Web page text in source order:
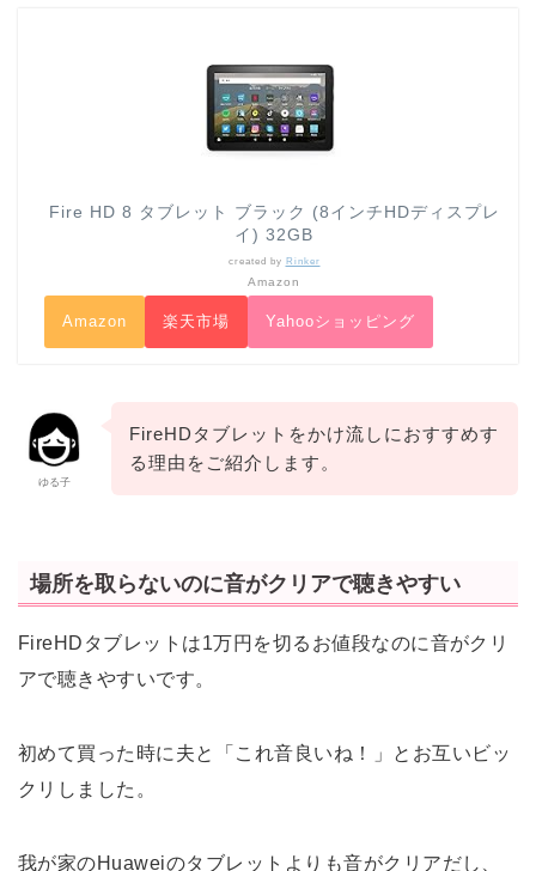
Fire HD 8 タブレット ブラック (8インチHDディスプレ
イ) 32GB
created by Rinker
Amazon
Amazon 楽天市場 Yahooショッピング
ゆる子
FireHDタブレットをかけ流しにおすすめす
る理由をご紹介します。
場所を取らないのに音がクリアで聴きやすい
FireHDタブレットは1万円を切るお値段なのに音がクリ
アで聴きやすいです。
初めて買った時に夫と「これ音良いね！」とお互いビッ
クリしました。
我が家のHuaweiのタブレットよりも音がクリアだし、